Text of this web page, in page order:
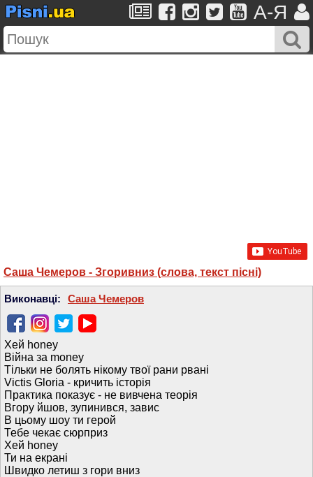
A-Я
Саша Чемеров - Згоривниз (слова, текст пісні)
Виконавці: Саша Чемеров
Хей honey
Війна за money
Тільки не болять нікому твої рани рвані
Victis Gloria - кричить історія
Практика показує - не вивчена теорія
Вгору йшов, зупинився, завис
В цьому шоу ти герой
Тебе чекає сюрприз
Хей honey
Ти на екрані
Швидко летиш з гори вниз